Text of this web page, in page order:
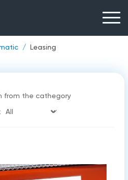
Leasing
from the cathegory